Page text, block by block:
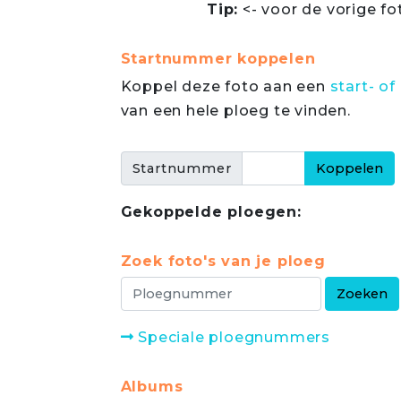
Tip: <- voor de vorige
Startnummer koppelen
Koppel deze foto aan een start- of
van een hele ploeg te vinden.
Startnummer
Gekoppelde ploegen:
Zoek foto's van je ploeg
Speciale ploegnummers
Albums